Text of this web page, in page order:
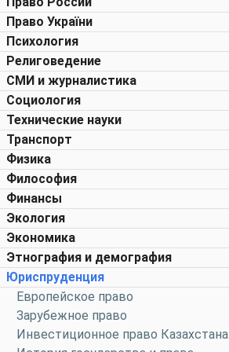
Право України
Психология
Религоведение
СМИ и журналистика
Социология
Технические науки
Транспорт
Физика
Философия
Финансы
Экология
Экономика
Этнография и демография
Юриспруденция
Европейское право
Зарубежное право
Инвестиционное право Казахстана